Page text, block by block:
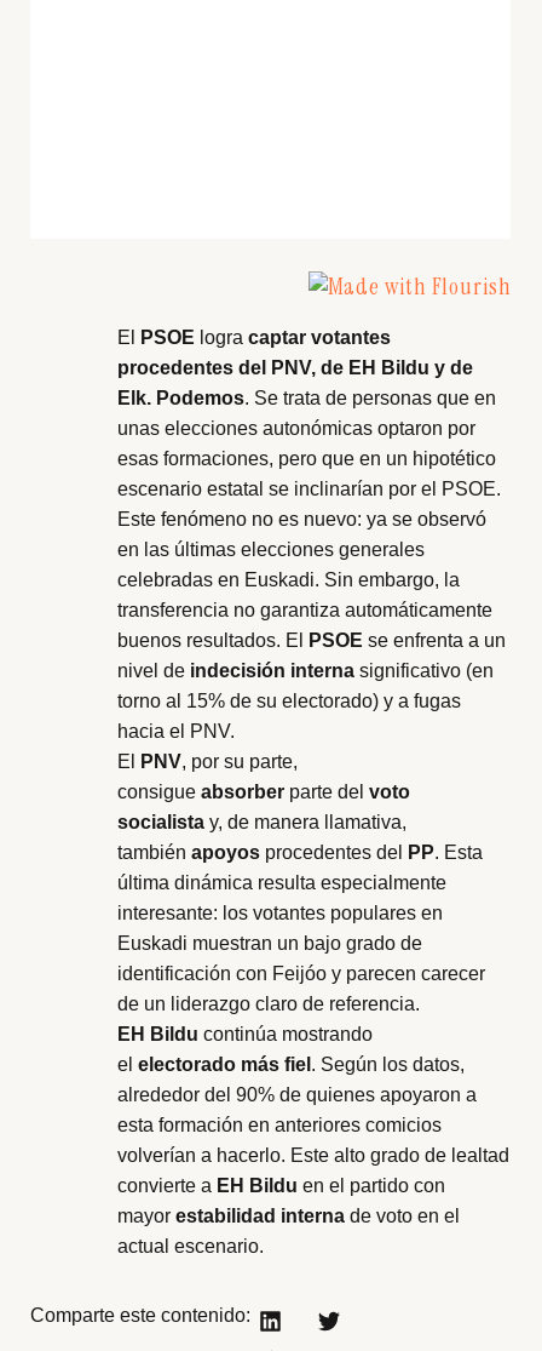
El PSOE logracaptar votantes
procedentes del PNV, de EH Bildu y de
Elk. Podemos. Se trata de personas que en
unas elecciones autonómicas optaron por
esas formaciones, pero que en un hipotético
escenario estatal se inclinarían por el PSOE.
Este fenómeno no es nuevo: ya se observó
en las últimas elecciones generales
celebradas en Euskadi. Sin embargo, la
transferencia no garantiza automáticamente
buenos resultados. El
PSOE se enfrenta a un
nivel de indecisión interna significativo (en
torno al 15% de su electorado) y a fugas
hacia el PNV.
El
PNV, por su parte,
consigueabsorber parte delvoto
socialista y, de manera llamativa,
tambiénapoyos procedentes del PP. Esta
última dinámica resulta especialmente
interesante: los votantes populares en
Euskadi muestran un bajo grado de
identificación con Feijóo y parecen carecer
de un liderazgo claro de referencia.
EH Bildu continúa mostrando
elelectorado más fiel . Según los datos,
alrededor del 90% de quienes apoyaron a
esta formación en anteriores comicios
volverían a hacerlo. Este alto grado de lealtad
convierte a EH Bildu en el partido con
mayorestabilidad interna de voto en el
actual escenario.
Comparte este contenido: